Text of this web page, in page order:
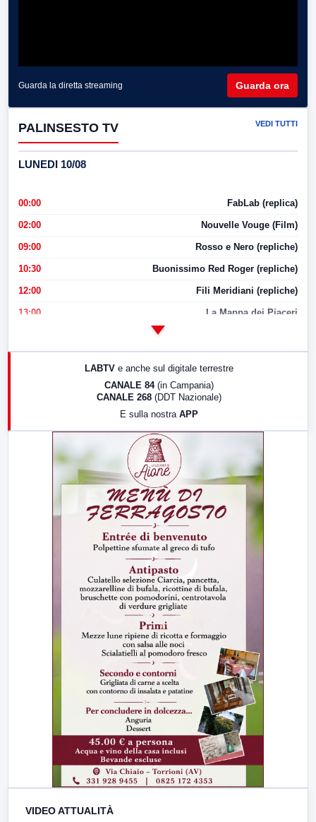
Guarda la diretta streaming Guarda ora
PALINSESTO TV VEDI TUTTI
LUNEDI 10/08
00:00 FabLab (replica)
02:00 Nouvelle Vouge (Film)
09:00 Rosso e Nero (repliche)
10:30 Buonissimo Red Roger (repliche)
12:00 Fili Meridiani (repliche)
13:00 La Mappa dei Piaceri
LABTV e anche sul digitale terrestre
CANALE 84 (in Campania)
CANALE 268 (DDT Nazionale)
E sulla nostra APP
VIDEO ATTUALITÀ